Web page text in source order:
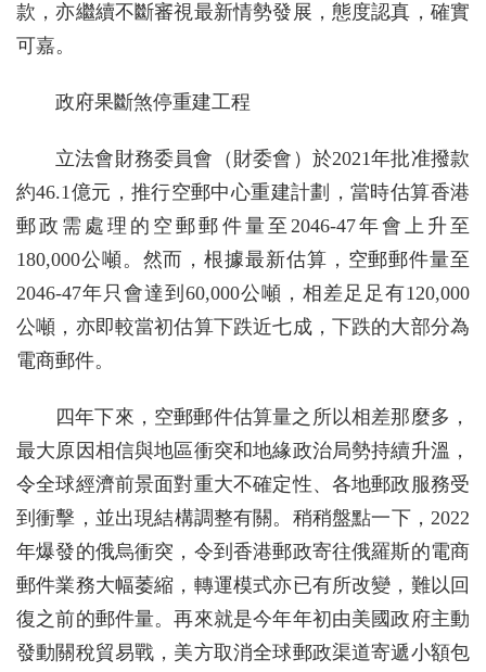
款，亦繼續不斷審視最新情勢發展，態度認真，確實
可嘉。
政府果斷煞停重建工程
立法會財務委員會（財委會）於2021年批准撥款
約46.1億元，推行空郵中心重建計劃，當時估算香港
郵政需處理的空郵郵件量至2046-47年會上升至
180,000公噸。然而，根據最新估算，空郵郵件量至
2046-47年只會達到60,000公噸，相差足足有120,000
公噸，亦即較當初估算下跌近七成，下跌的大部分為
電商郵件。
四年下來，空郵郵件估算量之所以相差那麼多，
最大原因相信與地區衝突和地緣政治局勢持續升溫，
令全球經濟前景面對重大不確定性、各地郵政服務受
到衝擊，並出現結構調整有關。稍稍盤點一下，2022
年爆發的俄烏衝突，令到香港郵政寄往俄羅斯的電商
郵件業務大幅萎縮，轉運模式亦已有所改變，難以回
復之前的郵件量。再來就是今年年初由美國政府主動
發動關稅貿易戰，美方取消全球郵政渠道寄遞小額包